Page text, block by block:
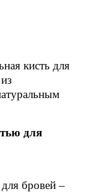
кисть для
для
бровей –